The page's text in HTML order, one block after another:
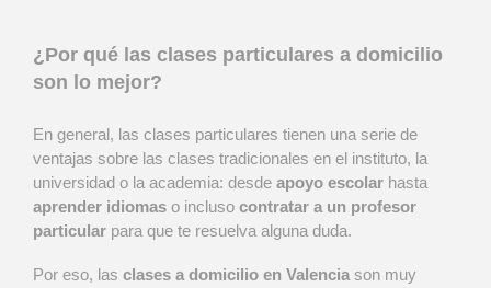
¿Por qué las clases particulares a domicilio
son lo mejor?
En general, las clases particulares tienen una serie de
ventajas sobre las clases tradicionales en el instituto, la
universidad o la academia: desde apoyo escolar hasta
aprender idiomas o incluso contratar a un profesor
particular para que te resuelva alguna duda.
Por eso, las clases a domicilio en Valencia son muy